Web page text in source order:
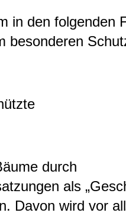
in den folgenden
besonderen
durch
als
Davon wird vor